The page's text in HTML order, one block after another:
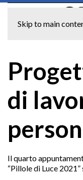
Skip to main
di
Il quarto
“Pillole di Luce